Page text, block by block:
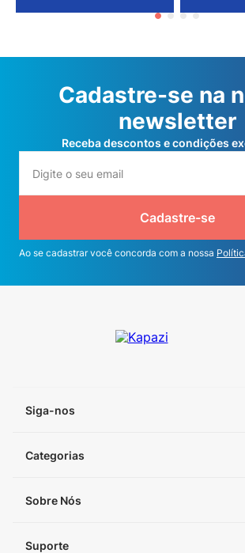
Cadastre-se na
newsletter
Receba descontos e condições
Cadastre-se
Ao se cadastrar você concorda com a nossa
Siga-nos
Categorias
Sobre Nós
Suporte